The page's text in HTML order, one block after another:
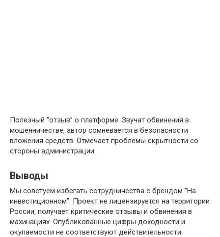
Полезный “отзыв” о платформе. Звучат обвинения в
мошенничестве, автор сомневается в безопасности
вложения средств. Отмечает проблемы скрытности со
стороны администрации.
Выводы
Мы советуем избегать сотрудничества с брендом “На
инвестиционном”. Проект не лицензируется на территории
России, получает критические отзывы и обвинения в
махинациях. Опубликованные цифры доходности и
окупаемости не соответствуют действительности.